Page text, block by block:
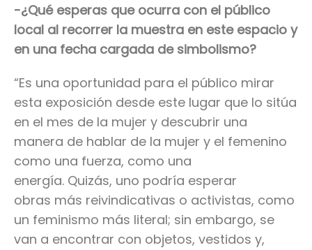
-¿Qué esperas que ocurra con el público
local al recorrer la muestra en este espacio y
en una fecha cargada de simbolismo?
“Es una oportunidad para el público mirar
esta exposición desde este lugar que lo sitúa
en el mes de la mujer y descubrir una
manera de hablar de la mujer y el femenino
como una fuerza, como una
energía. Quizás, uno podría esperar
obras más reivindicativas o activistas, como
un feminismo más literal; sin embargo, se
van a encontrar con objetos, vestidos y,